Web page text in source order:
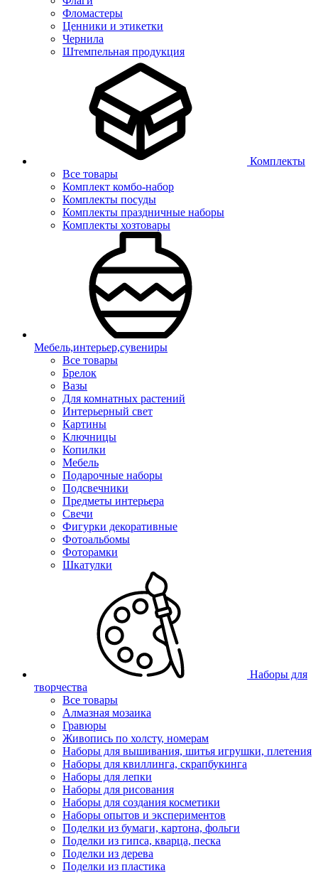
Фломастеры
Ценники и этикетки
Чернила
Штемпельная продукция
Комплекты
Все товары
Комплект комбо-набор
Комплекты посуды
Комплекты праздничные наборы
Комплекты хозтовары
Мебель,интерьер,сувениры
Все товары
Брелок
Вазы
Для комнатных растений
Интерьерный свет
Картины
Ключницы
Копилки
Мебель
Подарочные наборы
Подсвечники
Предметы интерьера
Свечи
Фигурки декоративные
Фотоальбомы
Фоторамки
Шкатулки
Наборы для
творчества
Все товары
Алмазная мозаика
Гравюры
Живопись по холсту, номерам
Наборы для вышивания, шитья игрушки, плетения
Наборы для квиллинга, скрапбукинга
Наборы для лепки
Наборы для рисования
Наборы для создания косметики
Наборы опытов и экспериментов
Поделки из бумаги, картона, фольги
Поделки из гипса, кварца, песка
Поделки из дерева
Поделки из пластика